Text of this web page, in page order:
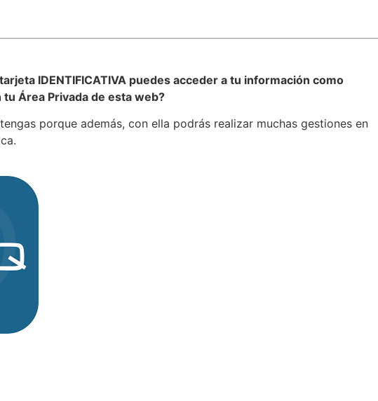
IDENTIFICATIVA puedes acceder a tu información como
Área Privada de esta web?
porque además, con ella podrás realizar muchas gestiones en